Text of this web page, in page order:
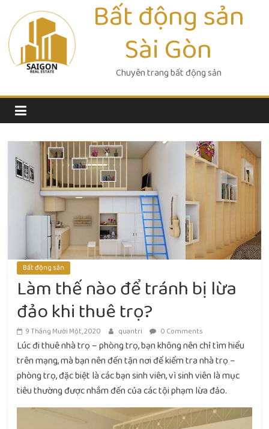
content
Bất động sản
Sài Gòn
Chuyên trang bất động sản
Bất động sản
Làm thế nào để tránh bị lừa
đảo khi thuê trọ?
9 Tháng Mười Một, 2020 quantri 0 Comments
Lúc đi thuê nhà trọ – phòng trọ, bạn không nên chỉ tìm hiểu
trên mạng, mà bạn nên đến tận nơi để kiểm tra nhà trọ –
phòng trọ, đặc biệt là các bạn sinh viên, vì sinh viên là mục
tiêu thường được nhắm đến của các tội phạm lừa đảo.